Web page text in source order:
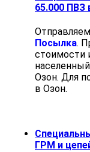
65.000 ПВЗ
Посылка.
стоимости
Озон. Для
в Озон.
ГРМ и